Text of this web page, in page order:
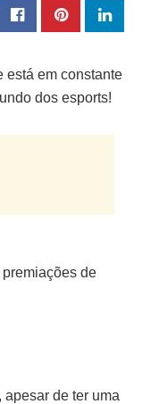
está em constante
dos esports!
de
de ter uma